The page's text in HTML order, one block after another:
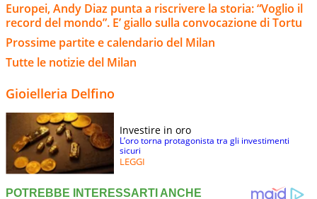
Europei, Andy Diaz punta a riscrivere la storia: “Voglio il
record del mondo”. E’ giallo sulla convocazione di Tortu
Prossime partite e calendario del Milan
Tutte le notizie del Milan
Gioielleria Delfino
Investire in oro
L’oro torna protagonista tra gli investimenti
sicuri
LEGGI